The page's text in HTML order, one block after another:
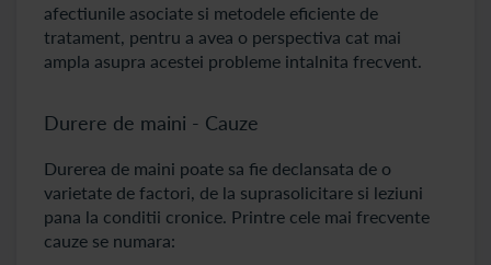
afectiunile asociate si metodele eficiente de
tratament, pentru a avea o perspectiva cat mai
ampla asupra acestei probleme intalnita frecvent.
Durere de maini - Cauze
Durerea de maini poate sa fie declansata de o
varietate de factori, de la suprasolicitare si leziuni
pana la conditii cronice. Printre cele mai frecvente
cauze se numara: